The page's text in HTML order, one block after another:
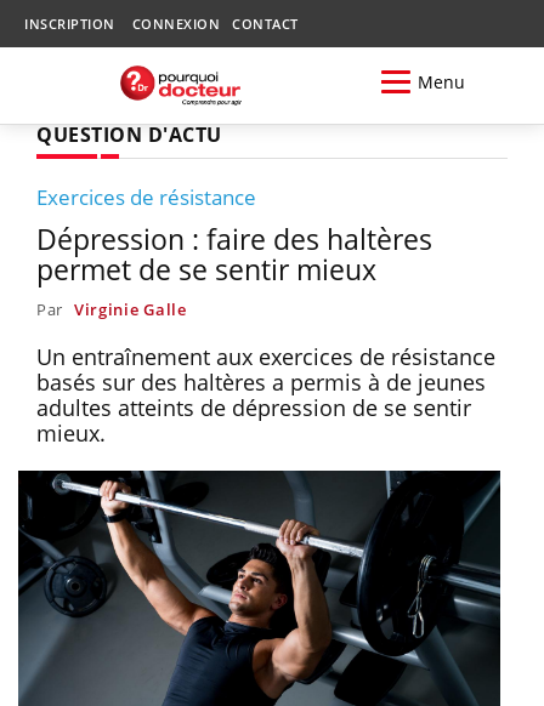
INSCRIPTION CONNEXION CONTACT
Menu
QUESTION D'ACTU
Exercices de résistance
Dépression : faire des haltères
permet de se sentir mieux
Par Virginie Galle
Un entraînement aux exercices de résistance
basés sur des haltères a permis à de jeunes
adultes atteints de dépression de se sentir
mieux.